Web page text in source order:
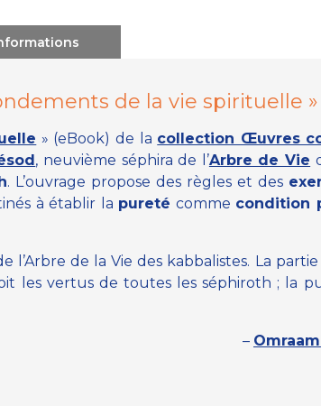
de la vie spirituelle »
» (eBook) de la collection Œuvres
, neuvième séphira de l’Arbre de Vie
. L’ouvrage propose des règles et des
à établir la pureté comme condition
de la Vie des kabbalistes. La
les vertus de toutes les séphiroth ; la
–